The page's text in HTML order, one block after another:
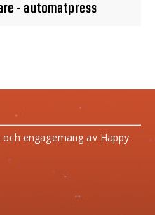
- automatpress
engagemang av Happy